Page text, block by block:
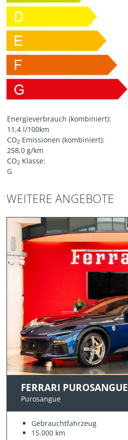
Energieverbrauch (kombiniert):
11,4 l/100km
CO2 Emissionen (kombiniert):
258,0 g/km
CO2 Klasse:
G
WEITERE ANGEBOTE
FERRARI PUROSANGUE
Purosangue
Gebrauchtfahrzeug
15.000 km